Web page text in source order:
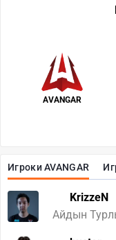
Игроки AVANGAR
KrizzeN
Айдын
AVANGAR